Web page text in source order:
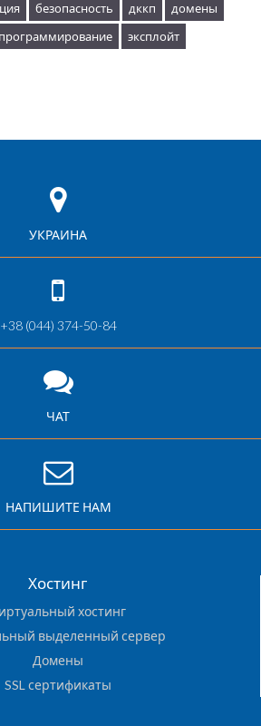
безопасность дккп
домены
программирование эксплойт
УКРАИНА
+38 (044) 374-50-84
ЧАТ
НАПИШИТЕ НАМ
Хостинг
хостинг
выделенный сервер
Домены
SSL сертификаты